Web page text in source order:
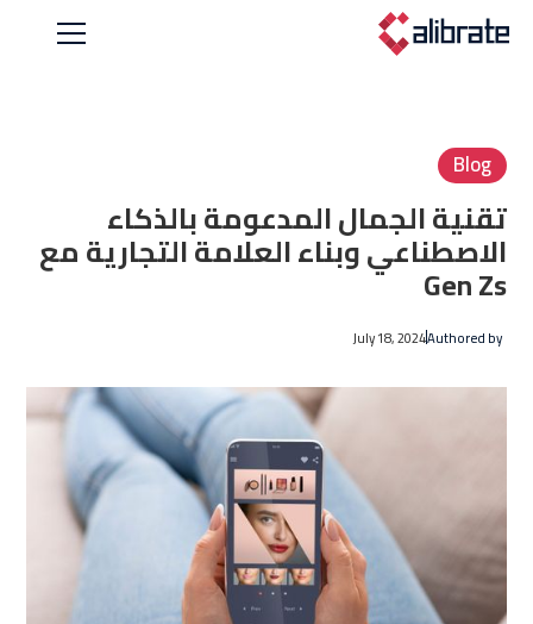
Blog
تقنية الجمال المدعومة بالذكاء
الاصطناعي وبناء العلامة التجارية مع
Gen Zs
Authored by
July 18, 2024